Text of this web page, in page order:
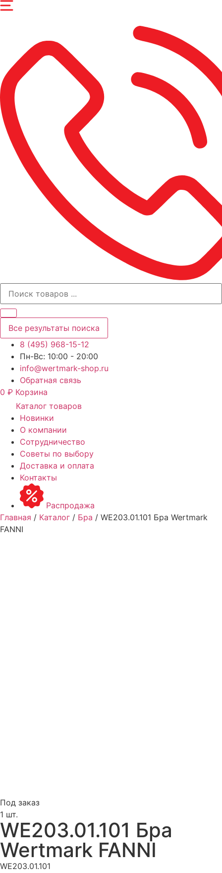
Перейти
Все результаты поиска
8 (495) 968-15-12
Пн-Вс: 10:00 - 20:00
info@wertmark-shop.ru
Обратная связь
0 ₽ Корзина
Каталог товаров
Новинки
О компании
Сотрудничество
Советы по выбору
Доставка и оплата
Контакты
Распродажа
Главная / Каталог / Бра / WE203.01.101 Бра Wertmark
FANNI
Под заказ
1 шт.
WE203.01.101 Бра
Wertmark FANNI
WE203.01.101